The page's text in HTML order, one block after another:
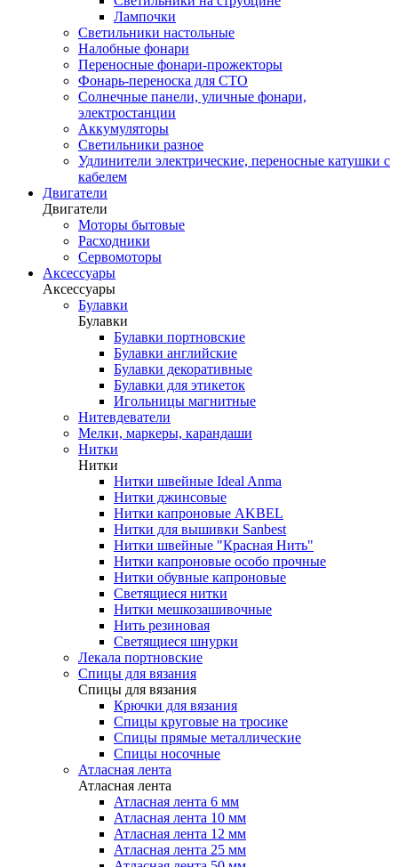
Лампочки
Светильники настольные
Налобные фонари
Переносные фонари-прожекторы
Фонарь-переноска для СТО
Солнечные панели, уличные фонари,
электростанции
Аккумуляторы
Светильники разное
Удлинители электрические, переносные катушки с
кабелем
Двигатели
Двигатели
Моторы бытовые
Расходники
Сервомоторы
Аксессуары
Аксессуары
Булавки
Булавки
Булавки портновские
Булавки английские
Булавки декоративные
Булавки для этикеток
Игольницы магнитные
Нитевдеватели
Мелки, маркеры, карандаши
Нитки
Нитки
Нитки швейные Ideal Anma
Нитки джинсовые
Нитки капроновые AKBEL
Нитки для вышивки Sanbest
Нитки швейные "Красная Нить"
Нитки капроновые особо прочные
Нитки обувные капроновые
Светящиеся нитки
Нитки мешкозашивочные
Нить резиновая
Светящиеся шнурки
Лекала портновские
Спицы для вязания
Спицы для вязания
Крючки для вязания
Спицы круговые на тросике
Спицы прямые металлические
Спицы носочные
Атласная лента
Атласная лента
Атласная лента 6 мм
Атласная лента 10 мм
Атласная лента 12 мм
Атласная лента 25 мм